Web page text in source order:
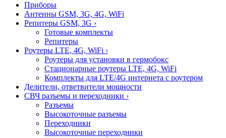
Приборы
Антенны GSM, 3G, 4G, WiFi
Репитеры GSM, 3G ›
Готовые комплекты
Репитеры
Роутеры LTE, 4G, WiFi ›
Роутеры для установки в гермобокс
Стационарные роутеры LTE, 4G, WiFi
Комплекты для LTE/4G интернета с роутером
Делители, ответвители мощности
СВЧ разъемы и переходники ›
Разъемы
Высокоточные разъемы
Переходники
Высокоточные переходники